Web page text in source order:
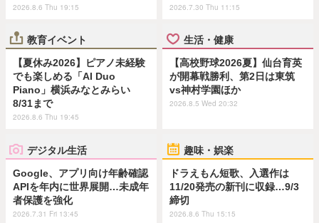
2026.8.6 Thu 19:15 2026.7.30 Thu 11:15
教育イベント
【夏休み2026】ピアノ未経験
でも楽しめる「AI Duo
Piano」横浜みなとみらい
8/31まで
2026.8.6 Thu 19:45
生活・健康
【高校野球2026夏】仙台育英
が開幕戦勝利、第2日は東筑
vs神村学園ほか
2026.8.5 Wed 20:32
デジタル生活
Google、アプリ向け年齢確認
APIを年内に世界展開…未成年
者保護を強化
2026.7.31 Fri 13:45
趣味・娯楽
ドラえもん短歌、入選作は
11/20発売の新刊に収録…9/3
締切
2026.8.6 Thu 15:15